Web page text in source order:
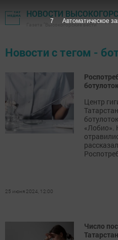
НОВОСТИ
Газета "Высокогорские вести"
Новости с тегом -
Центр
«Лобио».
25 июня 2024, 12:00
Число
7 Автоматическое